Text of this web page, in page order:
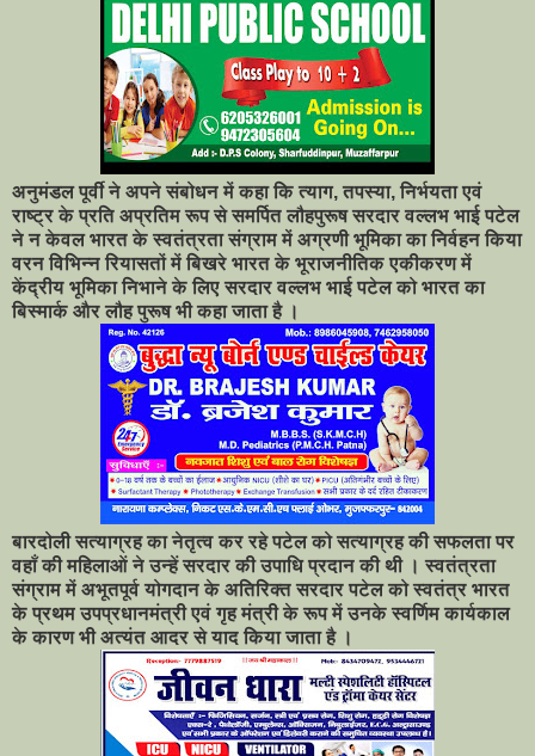
अनुमंडल पूर्वी ने अपने संबोधन में कहा कि त्याग, तपस्या, निर्भयता एवं
राष्ट्र के प्रति अप्रतिम रूप से समर्पित लौहपुरूष सरदार वल्लभ भाई पटेल
ने न केवल भारत के स्वतंत्रता संग्राम में अग्रणी भूमिका का निर्वहन किया
वरन विभिन्न रियासतों में बिखरे भारत के भूराजनीतिक एकीकरण में
केंद्रीय भूमिका निभाने के लिए सरदार वल्लभ भाई पटेल को भारत का
बिस्मार्क और लौह पुरूष भी कहा जाता है ।
बारदोली सत्याग्रह का नेतृत्व कर रहे पटेल को सत्याग्रह की सफलता पर
वहाँ की महिलाओं ने उन्हें सरदार की उपाधि प्रदान की थी । स्वतंत्रता
संग्राम में अभूतपूर्व योगदान के अतिरिक्त सरदार पटेल को स्वतंत्र भारत
के प्रथम उपप्रधानमंत्री एवं गृह मंत्री के रूप में उनके स्वर्णिम कार्यकाल
के कारण भी अत्यंत आदर से याद किया जाता है ।